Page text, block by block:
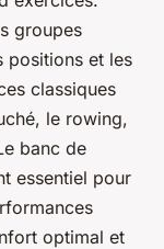
groupes
positions et les
classiques
le rowing,
banc de
essentiel pour
optimal et